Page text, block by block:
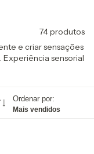
74 produtos
e criar sensações
Experiência sensorial
Ordenar por:
Mais vendidos